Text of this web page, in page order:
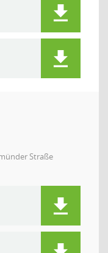
Straße